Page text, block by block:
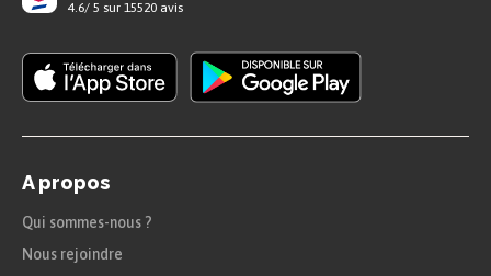
4.6/ 5 sur 15520 avis
A propos
Qui sommes-nous ?
Nous rejoindre